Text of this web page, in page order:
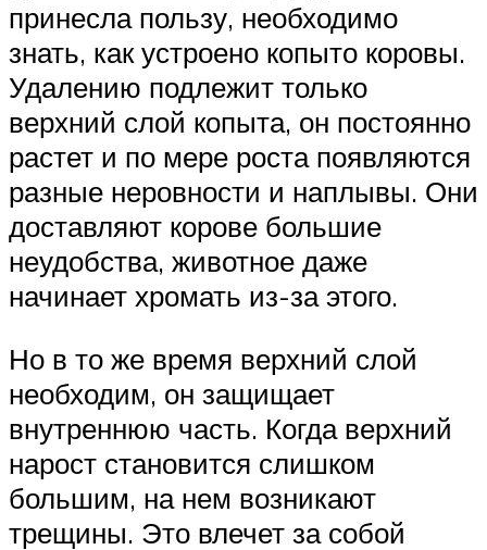
принесла пользу, необходимо
знать, как устроено копыто коровы.
Удалению подлежит только
верхний слой копыта, он постоянно
растет и по мере роста появляются
разные неровности и наплывы. Они
доставляют корове большие
неудобства, животное даже
начинает хромать из-за этого.
Но в то же время верхний слой
необходим, он защищает
внутреннюю часть. Когда верхний
нарост становится слишком
большим, на нем возникают
трещины. Это влечет за собой